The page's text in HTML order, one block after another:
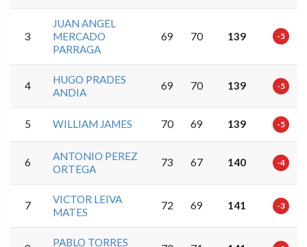
3
JUAN ANGEL
MERCADO
PARRAGA
69 70 139 -5
4
HUGO PRADES
ANDIA
69 70 139 -5
5 WILLIAM JAMES 70 69 139 -5
6
ANTONIO PEREZ
ORTEGA
73 67 140 -4
7
VICTOR LEIVA
MATES
72 69 141 -3
PABLO TORRES